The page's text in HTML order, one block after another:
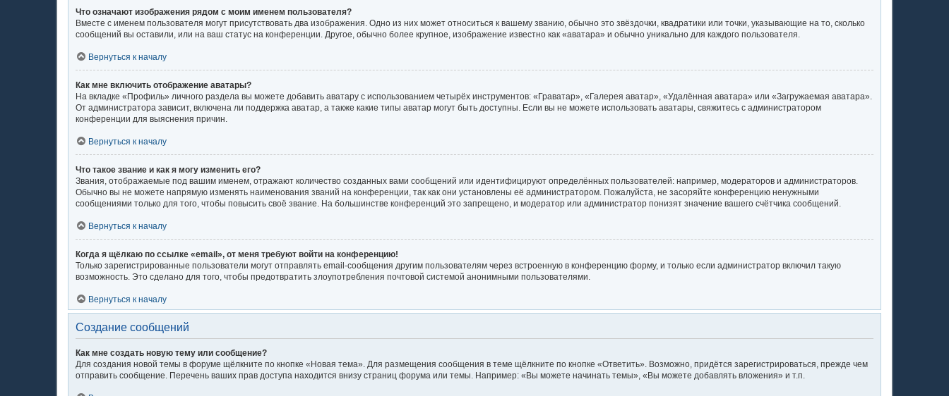
Что означают изображения рядом с моим именем пользователя?
Вместе с именем пользователя могут присутствовать два изображения. Одно из них может относиться к вашему званию, обычно это звёздочки, квадратики или точки, указывающие на то, сколько
сообщений вы оставили, или на ваш статус на конференции. Другое, обычно более крупное, изображение известно как «аватара» и обычно уникально для каждого пользователя.
Вернуться к началу
Как мне включить отображение аватары?
На вкладке «Профиль» личного раздела вы можете добавить аватару с использованием четырёх инструментов: «Граватар», «Галерея аватар», «Удалённая аватара» или «Загружаемая аватара».
От администратора зависит, включена ли поддержка аватар, а также какие типы аватар могут быть доступны. Если вы не можете использовать аватары, свяжитесь с администратором
конференции для выяснения причин.
Вернуться к началу
Что такое звание и как я могу изменить его?
Звания, отображаемые под вашим именем, отражают количество созданных вами сообщений или идентифицируют определённых пользователей: например, модераторов и администраторов.
Обычно вы не можете напрямую изменять наименования званий на конференции, так как они установлены её администратором. Пожалуйста, не засоряйте конференцию ненужными
сообщениями только для того, чтобы повысить своё звание. На большинстве конференций это запрещено, и модератор или администратор понизят значение вашего счётчика сообщений.
Вернуться к началу
Когда я щёлкаю по ссылке «email», от меня требуют войти на конференцию!
Только зарегистрированные пользователи могут отправлять email-сообщения другим пользователям через встроенную в конференцию форму, и только если администратор включил такую
возможность. Это сделано для того, чтобы предотвратить злоупотребления почтовой системой анонимными пользователями.
Вернуться к началу
Создание сообщений
Как мне создать новую тему или сообщение?
Для создания новой темы в форуме щёлкните по кнопке «Новая тема». Для размещения сообщения в теме щёлкните по кнопке «Ответить». Возможно, придётся зарегистрироваться, прежде чем
отправить сообщение. Перечень ваших прав доступа находится внизу страниц форума или темы. Например: «Вы можете начинать темы», «Вы можете добавлять вложения» и т.п.